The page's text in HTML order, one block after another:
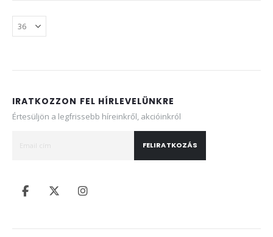
IRATKOZZON FEL HÍRLEVELÜNKRE
Értesüljön a legfrissebb híreinkről, akcióinkról
FELIRATKOZÁS